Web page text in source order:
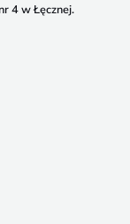
4 w Łęcznej.